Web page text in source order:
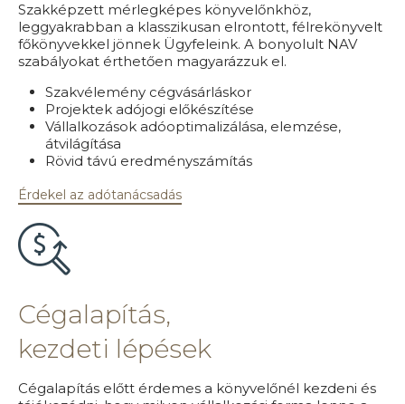
Szakképzett mérlegképes könyvelőnkhöz,
leggyakrabban a klasszikusan elrontott, félrekönyvelt
főkönyvekkel jönnek Ügyfeleink. A bonyolult NAV
szabályokat érthetően magyarázzuk el.
Szakvélemény cégvásárláskor
Projektek adójogi előkészítése
Vállalkozások adóoptimalizálása, elemzése,
átvilágítása
Rövid távú eredményszámítás
Érdekel az adótanácsadás
Cégalapítás,
kezdeti lépések
Cégalapítás előtt érdemes a könyvelőnél kezdeni és